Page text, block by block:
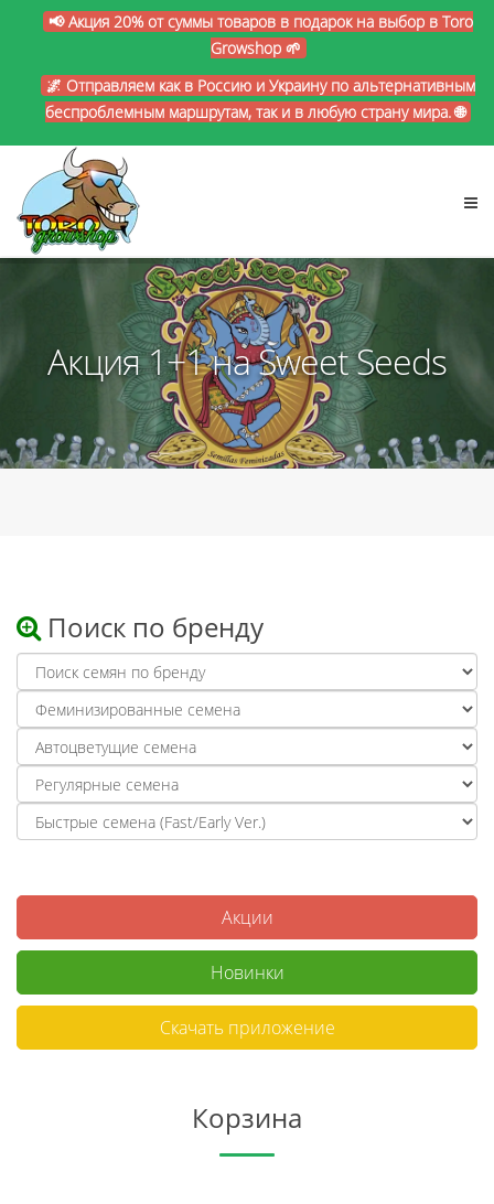
📢 Акция 20% от суммы товаров в подарок на выбор в Toro
Growshop 🌱
🌌 Отправляем как в Россию и Украину по альтернативным
беспроблемным маршрутам, так и в любую страну мира. 🌐
Акция 1+1 на Sweet Seeds
Поиск по бренду
Акции
Новинки
Скачать приложение
Корзина